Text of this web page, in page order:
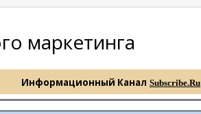
маркетинга
Информационный Канал Subscribe.Ru